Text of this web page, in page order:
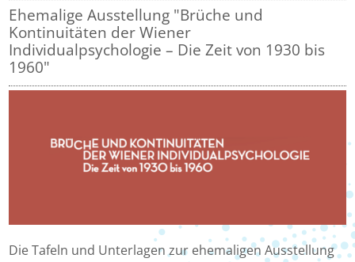
Ehemalige Ausstellung "Brüche und
Kontinuitäten der Wiener
Individualpsychologie – Die Zeit von 1930 bis
1960"
Die Tafeln und Unterlagen zur ehemaligen Ausstellung